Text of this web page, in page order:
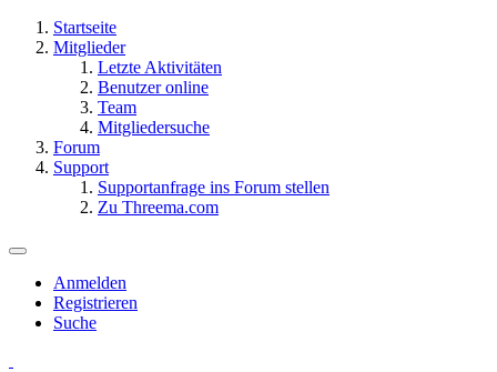
Startseite
Mitglieder
Letzte Aktivitäten
Benutzer online
Team
Mitgliedersuche
Forum
Support
Supportanfrage ins Forum stellen
Zu Threema.com
Anmelden
Registrieren
Suche